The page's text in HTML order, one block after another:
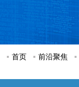
首页 前沿聚焦